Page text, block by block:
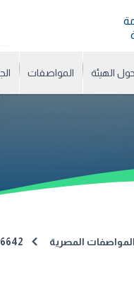
حول الهيئة المواصفات
المصرية 6642